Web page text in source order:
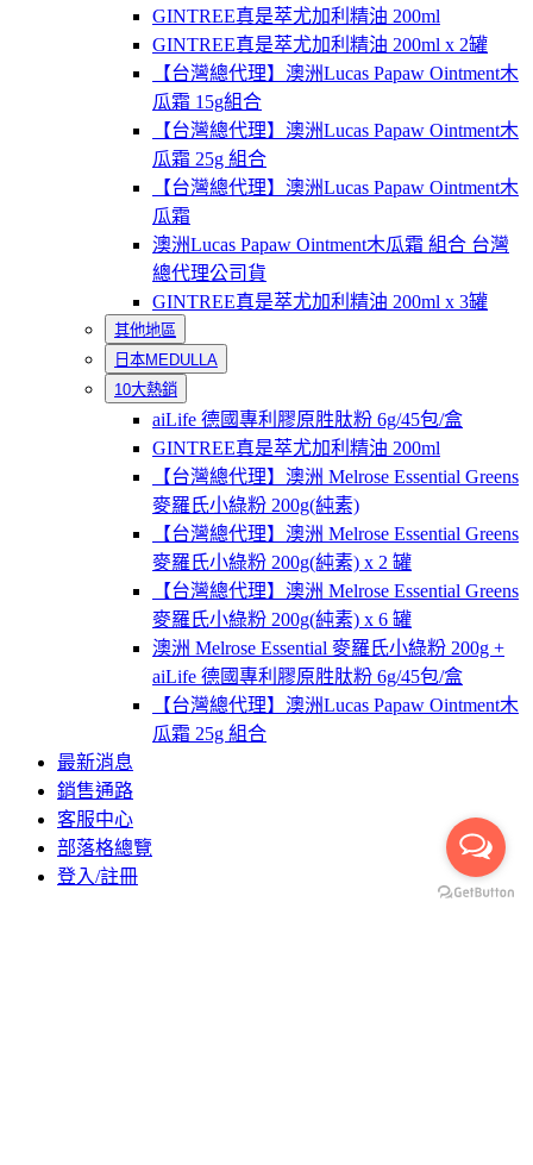
GINTREE真是萃尤加利精油 200ml
GINTREE真是萃尤加利精油 200ml x 2罐
【台灣總代理】澳洲Lucas Papaw Ointment木
瓜霜 15g組合
【台灣總代理】澳洲Lucas Papaw Ointment木
瓜霜 25g 組合
【台灣總代理】澳洲Lucas Papaw Ointment木
瓜霜
澳洲Lucas Papaw Ointment木瓜霜 組合 台灣
總代理公司貨
GINTREE真是萃尤加利精油 200ml x 3罐
其他地區
日本MEDULLA
10大熱銷
aiLife 德國專利膠原胜肽粉 6g/45包/盒
GINTREE真是萃尤加利精油 200ml
【台灣總代理】澳洲 Melrose Essential Greens
麥羅氏小綠粉 200g(純素)
【台灣總代理】澳洲 Melrose Essential Greens
麥羅氏小綠粉 200g(純素) x 2 罐
【台灣總代理】澳洲 Melrose Essential Greens
麥羅氏小綠粉 200g(純素) x 6 罐
澳洲 Melrose Essential 麥羅氏小綠粉 200g +
aiLife 德國專利膠原胜肽粉 6g/45包/盒
【台灣總代理】澳洲Lucas Papaw Ointment木
瓜霜 25g 組合
最新消息
銷售通路
客服中心
部落格總覽
登入/註冊